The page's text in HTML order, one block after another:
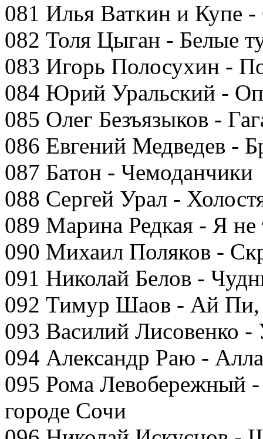
081 Илья Ваткин и Купе
082 Толя Цыган - Белые
083 Игорь Полосухин -
084 Юрий Уральский -
085 Олег Безъязыков -
086 Евгений Медведев -
087 Батон - Чемоданчики
088 Сергей Урал -
089 Марина Редкая - Я не
090 Михаил Поляков -
091 Николай Белов -
092 Тимур Шаов - Ай
093 Василий Лисовенко -
094 Александр Раю -
095 Рома Левобережный
городе Сочи